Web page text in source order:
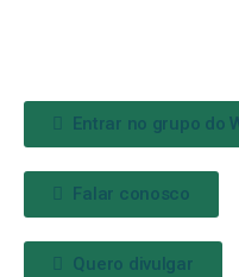
Entrar no grupo do
Falar conosco
Quero divulgar